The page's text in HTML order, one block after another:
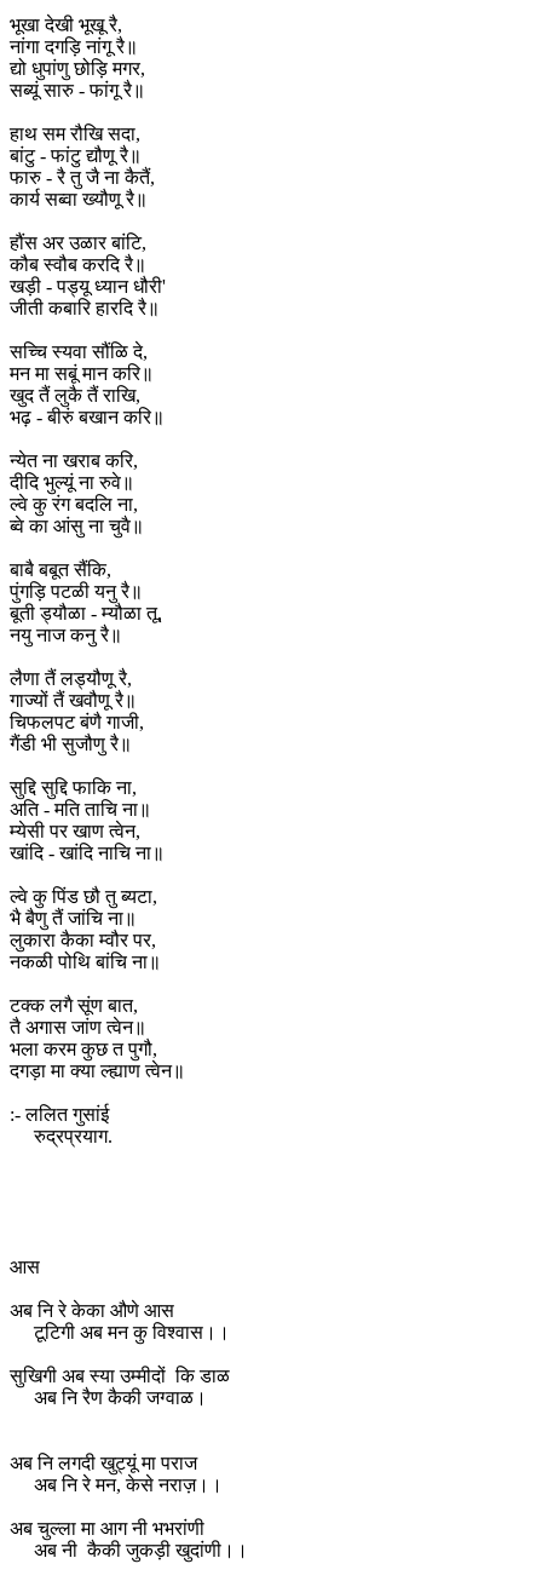
भूखा देखी भूखू रै,
नांगा दगड़ि नांगू रै॥
द्यो धुपांणु छोड़ि मगर,
सब्यूं सारु - फांगू रै॥
हाथ सम रौखि सदा,
बांटु - फांटु द्यौणू रै॥
फारु - रै तु जै ना कैतैं,
कार्य सब्वा ख्यौणू रै॥
हौंस अर उळार बांटि,
कौब स्वौब करदि रै॥
खड़ी - पड्यू ध्यान धौरी'
जीती कबारि हारदि रै॥
सच्चि स्यवा सौंळि दे,
मन मा सबूं मान करि॥
खुद तैं लुकै तैं राखि,
भढ़ - बीरुं बखान करि॥
न्येत ना खराब करि,
दीदि भुल्यूं ना रुवे॥
ल्वे कु रंग बदलि ना,
ब्वे का आंसु ना चुवै॥
बाबै बबूत सैंकि,
पुंगड़ि पटळी यनु रै॥
बूती ड्यौळा - म्यौळा तू,
नयु नाज कनु रै॥
लैणा तैं लड्यौणू रै,
गाज्यों तैं खवौणू रै॥
चिफलपट बंणै गाजी,
गैंडी भी सुजौणु रै॥
सुद्दि सुद्दि फाकि ना,
अति - मति ताचि ना॥
म्येसी पर खाण त्वेन,
खांदि - खांदि नाचि ना॥
ल्वे कु पिंड छौ तु ब्यटा,
भै बैणु तैं जांचि ना॥
लुकारा कैका म्वौर पर,
नकळी पोथि बांचि ना॥
टक्क ‌लगै सूंण बात,
तै अगास जांण त्वेन॥
भला करम कुछ त पुगौ,
दगड़ा मा क्या ल्ह्याण त्वेन॥
:- ललित गुसांई
रुद्रप्रयाग.
आस
अब नि रे केका औणे आस
टूटिगी अब मन कु विश्वास।।
सुखिगी अब स्या उम्मीदों कि डाळ
अब नि रैण कैकी जग्वाळ।
अब नि लगदी खुट्यूं मा पराज
अब नि रे मन, केसे नराज़।।
अब चुल्ला मा आग नी भभरांणी
अब नी कैकी जुकड़ी खुदांणी।।